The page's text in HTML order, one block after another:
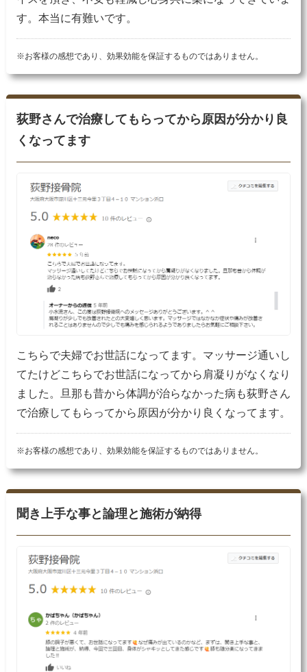
す。本当に有難いです。
※お客様の感想であり、効果効能を保証するものではありません。
荻野さんで治療してもらってから原因が分かり良
くなってます
こちらで夫婦でお世話になってます。マッサージ通いし
てたけどこちらでお世話になってから肩凝りがなくなり
ました。旦那も昔から体調が治らなかった病も荻野さん
で治療してもらってから原因が分かり良くなってます。
※お客様の感想であり、効果効能を保証するものではありません。
聞き上手な事と論理と施術が納得